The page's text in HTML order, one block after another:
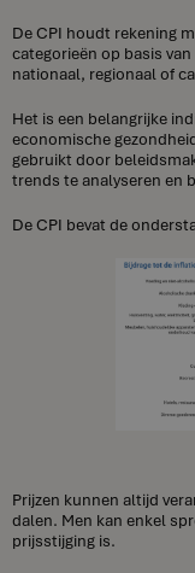
De CPI houdt rekening
categorieën op basis
nationaal, regionaal of
Het is een belangrijke
economische
gebruikt door
trends te analyseren en
De CPI bevat de
Prijzen kunnen altijd
dalen. Men kan enkel
prijsstijging is.